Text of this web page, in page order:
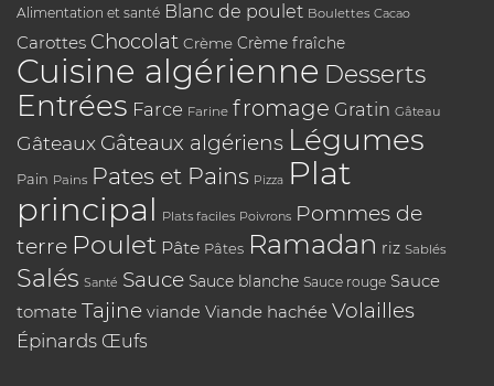
Alimentation et santé Blanc de poulet Boulettes Cacao
Carottes Chocolat Crème Crème fraîche
Cuisine algérienne Desserts
Entrées Farce Farine fromage Gratin Gâteau
Gâteaux Gâteaux algériens Légumes
Pain Pains Pates et Pains Pizza Plat
principal Plats faciles Poivrons Pommes de
terre Poulet Pâte Pâtes Ramadan riz Sablés
Salés Santé Sauce Sauce blanche Sauce rouge Sauce
tomate Tajine viande Viande hachée Volailles
Épinards Œufs